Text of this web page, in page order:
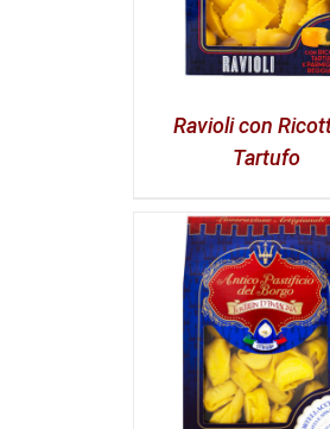
Ravioli con
Tartufo